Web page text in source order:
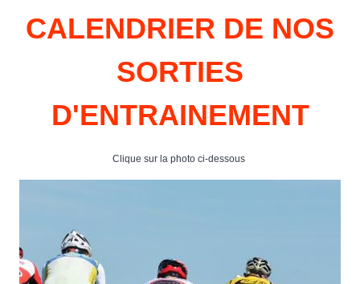
CALENDRIER DE NOS
SORTIES
D'ENTRAINEMENT
Clique sur la photo ci-dessous